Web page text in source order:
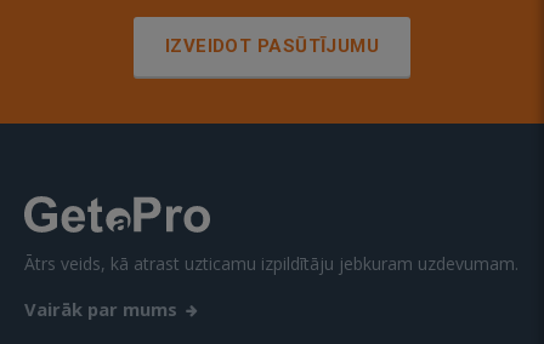
IZVEIDOT PASŪTĪJUMU
Ātrs veids, kā atrast uzticamu izpildītāju jebkuram uzdevumam.
Vairāk par mums